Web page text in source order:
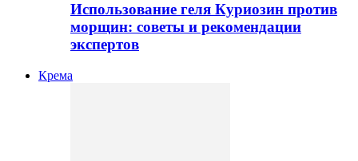
Использование геля Куриозин против
морщин: советы и рекомендации
экспертов
Крема